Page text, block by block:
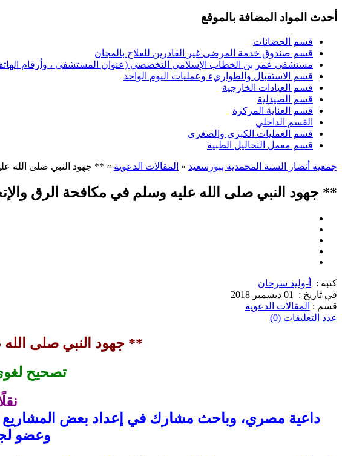
أحدث المواد المضافة بالموقع
قسم الحضانات
قسم صندوق خدمة المرضى غير القادرين للعلاج بالمجان
مستشفى عمر بن الخطاب الإسلامي التخصصي (عنوان المستشفى ، وأرقام
قسم الاستقبال والطواريء وعمليات اليوم الواحد
قسم العيادات الخارجية
قسم الصيدلية
قسم العناية المركزة
القسم الداخلي
قسم العمليات الكبرى والصغرى
قسم معمل التحاليل الطبية
جمعية أنصار السنة المحمدية ببورسعيد » المقالات الدعوية » ** جهود النبي صلى الله
** جهود النبي صلى الله عليه وسلم في مكافحة الرق
كتبه :
أ-وليد سرحان
في تاريخ :
01 ديسمبر 2018
قسم : المقالات الدعوية
عدد التعليقات (0)
** جهود النبي صلى
تصحيح
داعية مصري، وباحث مشارك في إعداد بعض المشاريع
وعضو